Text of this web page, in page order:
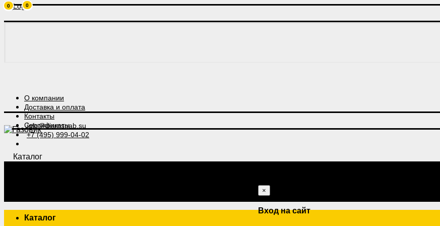
О компании
Доставка и оплата
Контакты
Сертификаты
info@diamsnab.su
+7 (495) 999-04-02
0
Каталог
Каталог
0
×
Вход на сайт